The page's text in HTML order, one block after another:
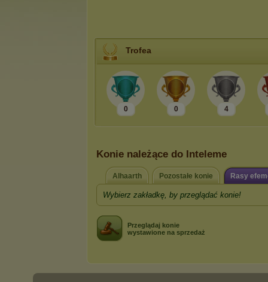
Trofea
0 0 4
Konie należące do Inteleme
Alhaarth Pozostałe konie Rasy
Wybierz zakładkę, by przeglądać konie!
Przeglądaj konie
wystawione na sprzedaż